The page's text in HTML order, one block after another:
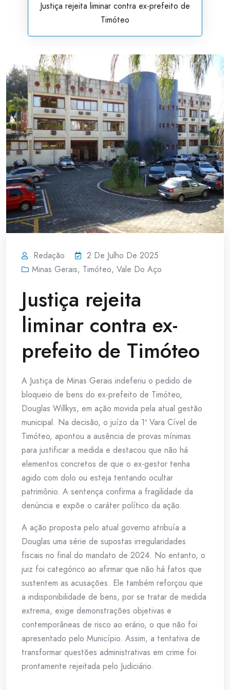
Justiça rejeita liminar contra ex-prefeito de
Timóteo
Redação
2 De Julho De 2025
Minas Gerais, Timóteo, Vale Do Aço
Justiça rejeita
liminar contra ex-
prefeito de Timóteo
A Justiça de Minas Gerais indeferiu o pedido de
bloqueio de bens do ex-prefeito de Timóteo,
Douglas Willkys, em ação movida pela atual gestão
municipal. Na decisão, o juízo da 1ª Vara Cível de
Timóteo, apontou a ausência de provas mínimas
para justificar a medida e destacou que não há
elementos concretos de que o ex-gestor tenha
agido com dolo ou esteja tentando ocultar
patrimônio. A sentença confirma a fragilidade da
denúncia e expõe o caráter político da ação.
A ação proposta pelo atual governo atribuía a
Douglas uma série de supostas irregularidades
fiscais no final do mandato de 2024. No entanto, o
juiz foi categórico ao afirmar que não há fatos que
sustentem as acusações. Ele também reforçou que
a indisponibilidade de bens, por se tratar de medida
extrema, exige demonstrações objetivas e
contemporâneas de risco ao erário, o que não foi
apresentado pelo Município. Assim, a tentativa de
transformar questões administrativas em crime foi
prontamente rejeitada pelo Judiciário.